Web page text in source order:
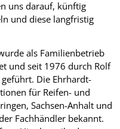
uns darauf, künftig
und diese langfristig
als Familienbetrieb
und seit 1976 durch Rolf
Die Ehrhardt-
für Reifen- und
Sachsen-Anhalt und
Fachhändler bekannt.